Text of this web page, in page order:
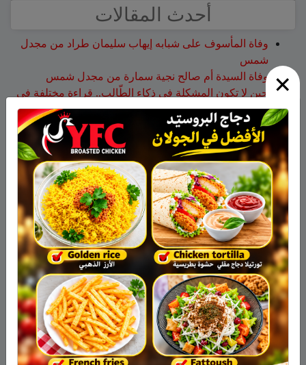
×
أحدث المقالات
وفاة المأسوف على شبابه إيهاب سليمان طراد من مجدل
شمس
وفاة السيدة أم صالح نجية سمارة من مجدل شمس
حين لا تكون المشكلة في ذكاء الطّالب.. قراءة مختلفة في
التّعلّم والوعي ولغة المعلّم وما وراء تعثّر الطّالب
هذا الأسبوع: لا تفوّتوا اليوم المفتوح في كلية تل حاي
للهندسيين – 13/8/2026
تخريج 14 نحالاً جديداً في الجولان بإشراف جمعية نحالي
الحرمون
أحدث التعليقات
نبيه عويداتعلى
تخريج 14 نحالاً جديداً في الجولان بإشراف
جمعية نحالي الحرمون
عزاتعلى
تخريج 14 نحالاً جديداً في الجولان بإشراف
جمعية نحالي الحرمون
عقاب ابو شاهينعلىالجولاني هادي أبو رافع ينجح في
تسلق قمة مون بلان ويقود فريقاً إلى أعلى نقطة في أوروبا
الغربية
سلمان أبو عوادعلىهل أصبح الزوج أو الزوجة مجرد سلعة